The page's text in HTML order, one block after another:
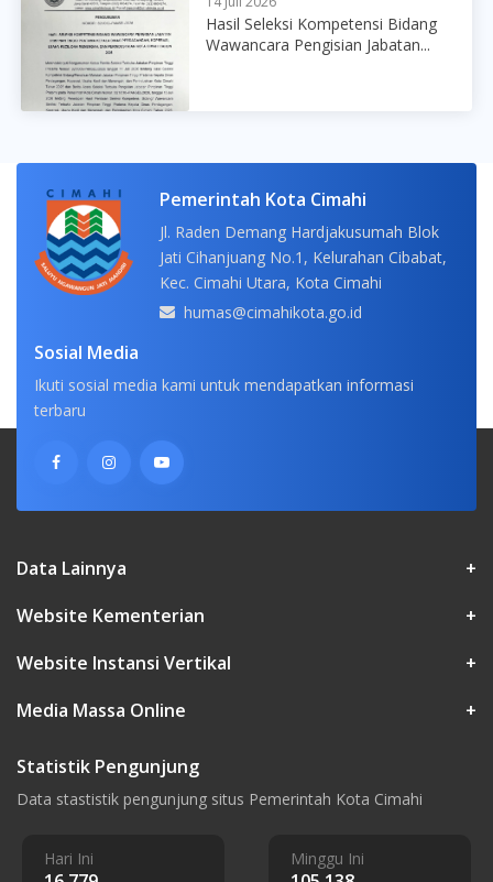
Hasil Seleksi Kompetensi Bidang
Wawancara Pengisian Jabatan...
Pemerintah Kota Cimahi
Jl. Raden Demang Hardjakusumah Blok
Jati Cihanjuang No.1, Kelurahan Cibabat,
Kec. Cimahi Utara, Kota Cimahi
humas@cimahikota.go.id
Sosial Media
Ikuti sosial media kami untuk mendapatkan informasi
terbaru
Data Lainnya
+
Website Kementerian
+
Website Instansi Vertikal
+
Media Massa Online
+
Statistik Pengunjung
Data stastistik pengunjung situs Pemerintah Kota Cimahi
Hari Ini Minggu Ini